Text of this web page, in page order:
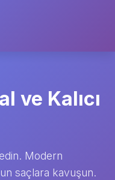
ve Kalıcı
Modern
saçlara kavuşun.